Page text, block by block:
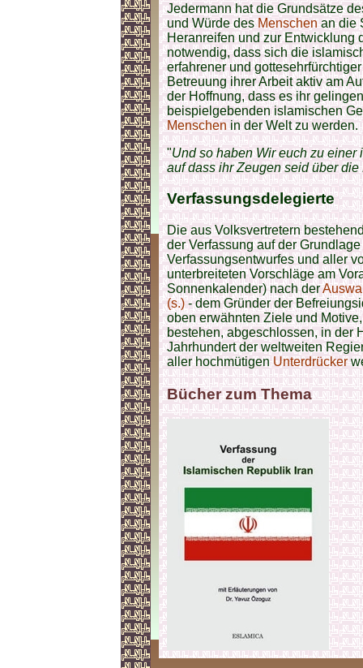
Jedermann hat die Grundsätze
und Würde desMenschenan die
Heranreifen und zur Entwicklung
notwendig, dass sich die
erfahrener und
Betreuung ihrer Arbeit aktiv am
der Hoffnung, dass es ihr
beispielgebenden islamischen
Menschenin der Welt zu werden.
"Und so haben Wir euch zu einer
auf dass ihr Zeugen seid über die
Verfassungsdelegierte
Die aus Volksvertretern
der Verfassung auf der
Verfassungsentwurfes und aller
unterbreiteten Vorschläge am
Sonnenkalender) nach der
(s.)- dem Gründer der
oben erwähnten Ziele und
bestehen, abgeschlossen, in der
Jahrhundert der weltweiten
aller hochmütigenUnterdrücker
Bücher zum Thema